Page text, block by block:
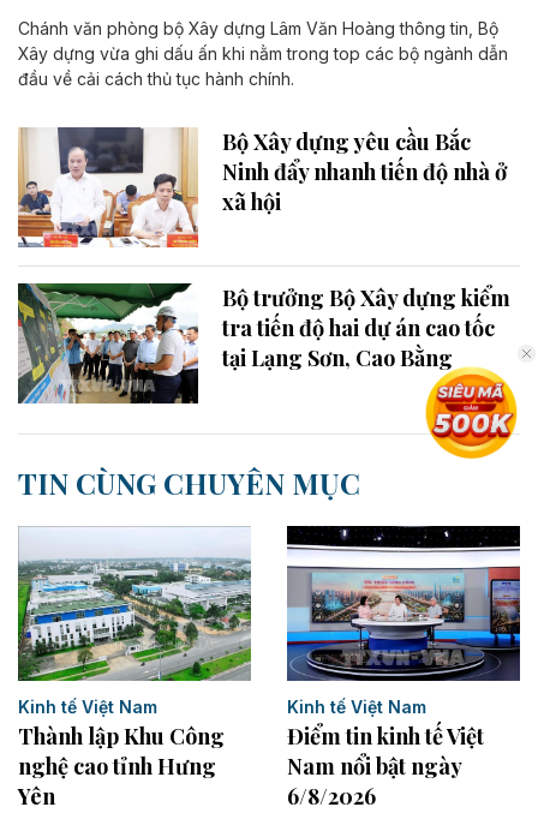
Chánh văn phòng bộ Xây dựng Lâm Văn Hoàng thông tin, Bộ
Xây dựng vừa ghi dấu ấn khi nằm trong top các bộ ngành dẫn
đầu về cải cách thủ tục hành chính.
Bộ Xây dựng yêu cầu Bắc
Ninh đẩy nhanh tiến độ nhà ở
xã hội
Bộ trưởng Bộ Xây dựng kiểm
tra tiến độ hai dự án cao tốc
tại Lạng Sơn, Cao Bằng
TIN CÙNG CHUYÊN MỤC
Kinh tế Việt Nam
Thành lập Khu Công
nghệ cao tỉnh Hưng
Yên
Kinh tế Việt Nam
Điểm tin kinh tế Việt
Nam nổi bật ngày
6/8/2026